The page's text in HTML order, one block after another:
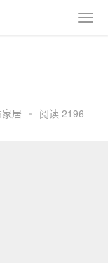
居 • 阅读 2196